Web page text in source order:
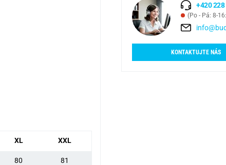
XL XXL
80 81
+420 228
(Po - Pá: 8-
KONTAKTUJTE NÁS